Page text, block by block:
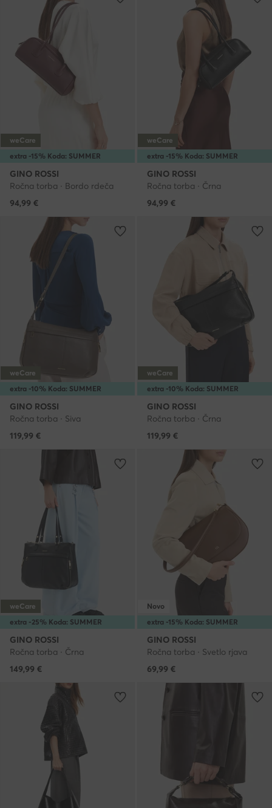
extra -15% Koda: SUMMER
weCare
GINO ROSSI
Ročna torba · Bordo rdeča
94,99 €
extra -15% Koda: SUMMER
weCare
GINO ROSSI
Ročna torba · Črna
94,99 €
extra -10% Koda: SUMMER
weCare
GINO ROSSI
Ročna torba · Siva
119,99 €
extra -10% Koda: SUMMER
weCare
GINO ROSSI
Ročna torba · Črna
119,99 €
extra -25% Koda: SUMMER
weCare
GINO ROSSI
Ročna torba · Črna
149,99 €
extra -15% Koda: SUMMER
Novo
GINO ROSSI
Ročna torba · Svetlo rjava
69,99 €